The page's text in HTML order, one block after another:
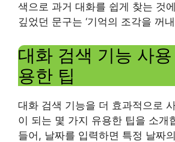
색으로 과거 대화를 쉽게 찾는 것
깊었던 문구는 ‘기억의 조각을 꺼
대화 검색 기능 사
용한 팁
대화 검색 기능을 더 효과적으로
이 되는 몇 가지 유용한 팁을 소개
들어, 날짜를 입력하면 특정 날짜